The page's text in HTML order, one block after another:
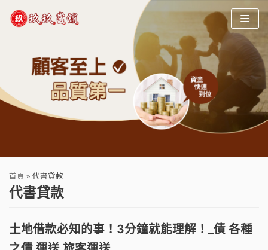
content
首頁 » 代書貸款
代書貸款
土地借款必知的事！3分鐘就能理解！_債 各種